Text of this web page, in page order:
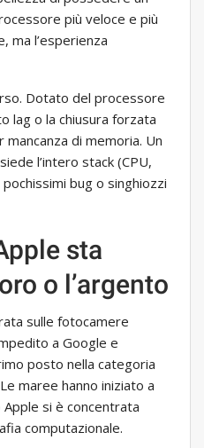
più veloce e più
ma l’esperienza
Dotato del processore
lag o la chiusura forzata
di memoria. Un
l’intero stack (CPU,
bug o singhiozzi
sta
o l’argento
sulle fotocamere
a Google e
posto nella categoria
maree hanno iniziato a
si è concentrata
computazionale.